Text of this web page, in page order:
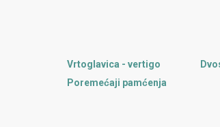
Vrtoglavica - vertigo
Poremećaji pamćenja